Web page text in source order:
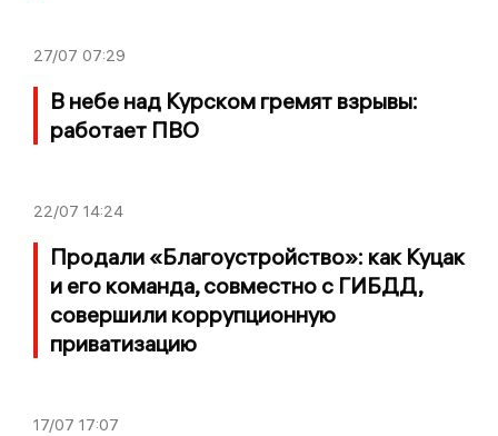
27/07 07:29
В небе над Курском гремят взрывы:
работает ПВО
22/07 14:24
Продали «Благоустройство»: как Куцак
и его команда, совместно с ГИБДД,
совершили коррупционную
приватизацию
17/07 17:07